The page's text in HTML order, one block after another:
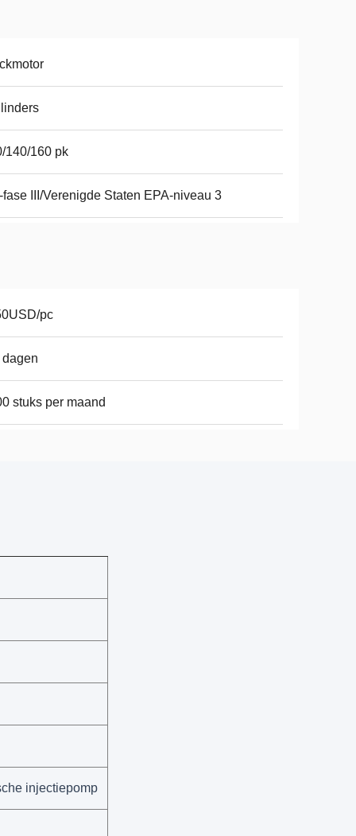
140/160 pk
fase III/Verenigde Staten EPA-niveau 3
pc
dagen
stuks per maand
injectiepomp